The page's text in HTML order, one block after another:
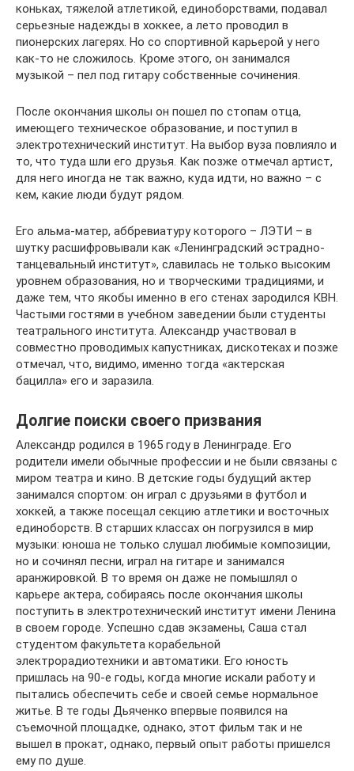
коньках, тяжелой атлетикой, единоборствами, подавал
серьезные надежды в хоккее, а лето проводил в
пионерских лагерях. Но со спортивной карьерой у него
как-то не сложилось. Кроме этого, он занимался
музыкой – пел под гитару собственные сочинения.
После окончания школы он пошел по стопам отца,
имеющего техническое образование, и поступил в
электротехнический институт. На выбор вуза повлияло и
то, что туда шли его друзья. Как позже отмечал артист,
для него иногда не так важно, куда идти, но важно – с
кем, какие люди будут рядом.
Его альма-матер, аббревиатуру которого – ЛЭТИ – в
шутку расшифровывали как «Ленинградский эстрадно-
танцевальный институт», славилась не только высоким
уровнем образования, но и творческими традициями, и
даже тем, что якобы именно в его стенах зародился КВН.
Частыми гостями в учебном заведении были студенты
театрального института. Александр участвовал в
совместно проводимых капустниках, дискотеках и позже
отмечал, что, видимо, именно тогда «актерская
бацилла» его и заразила.
Долгие поиски своего призвания
Александр родился в 1965 году в Ленинграде. Его
родители имели обычные профессии и не были связаны с
миром театра и кино. В детские годы будущий актер
занимался спортом: он играл с друзьями в футбол и
хоккей, а также посещал секцию атлетики и восточных
единоборств. В старших классах он погрузился в мир
музыки: юноша не только слушал любимые композиции,
но и сочинял песни, играл на гитаре и занимался
аранжировкой. В то время он даже не помышлял о
карьере актера, собираясь после окончания школы
поступить в электротехнический институт имени Ленина
в своем городе. Успешно сдав экзамены, Саша стал
студентом факультета корабельной
электрорадиотехники и автоматики. Его юность
пришлась на 90-е годы, когда многие искали работу и
пытались обеспечить себе и своей семье нормальное
житье. В те годы Дьяченко впервые появился на
съемочной площадке, однако, этот фильм так и не
вышел в прокат, однако, первый опыт работы пришелся
ему по душе.